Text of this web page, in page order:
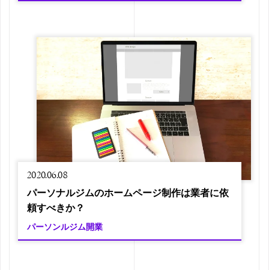
2020.06.08
パーソナルジムのホームページ制作は業者に依
頼すべきか？
パーソンルジム開業